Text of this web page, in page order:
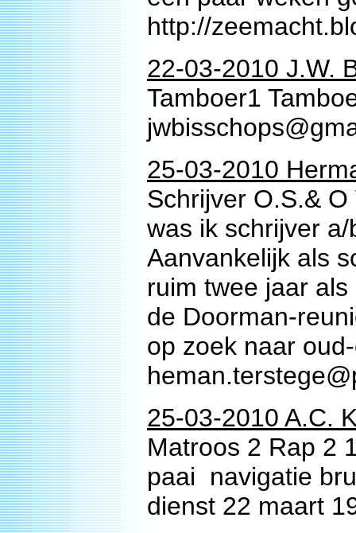
http://
22-03-2010 J.W.
Tamboer1
25-03-2010
Schrijver O.S.&
was ik schrijver
Aanvankelijk als
ruim twee jaar
de Doorman-
op zoek naar
25-03-2010 A.C.
Matroos 2 Rap 2
paai navigatie
dienst 22 maart